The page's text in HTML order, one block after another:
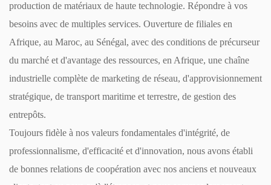
production de matériaux de haute technologie. Répondre à vos
besoins avec de multiples services. Ouverture de filiales en
Afrique, au Maroc, au Sénégal, avec des conditions de précurseur
du marché et d'avantage des ressources, en Afrique, une chaîne
industrielle complète de marketing de réseau, d'approvisionnement
stratégique, de transport maritime et terrestre, de gestion des
entrepôts.
Toujours fidèle à nos valeurs fondamentales d'intégrité, de
professionnalisme, d'efficacité et d'innovation, nous avons établi
de bonnes relations de coopération avec nos anciens et nouveaux